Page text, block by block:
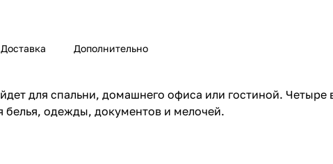
Доставка Дополнительно
для спальни, домашнего офиса или гостиной. Четыре
одежды, документов и мелочей.